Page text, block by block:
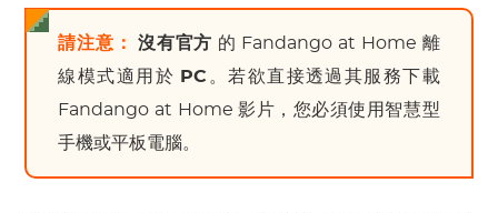
請注意： 沒有官方 的 Fandango at Home 離
線模式適用於
PC 。若欲直接透過其服務下載
Fandango at Home 影片，您必須使用智慧型
手機或平板電腦。